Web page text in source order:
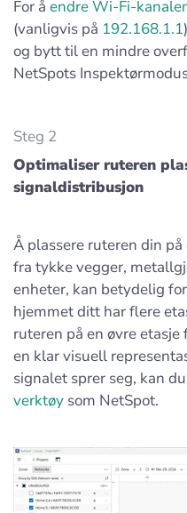
For å endre Wi-Fi-
(vanligvis på 192.168.1.1
og bytt til en mindre
NetSpots
Steg 2
Optimaliser ruteren
signaldistribusjon
Å plassere ruteren din
fra tykke vegger,
enheter, kan betydelig
hjemmet ditt har flere
ruteren på en øvre
en klar visuell
signalet sprer seg, kan
verktøy som NetSpot.